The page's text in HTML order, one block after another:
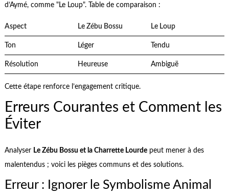
d’Aymé, comme "Le Loup". Table de comparaison :
Aspect Le Zébu Bossu Le Loup
Ton Léger Tendu
Résolution Heureuse Ambiguë
Cette étape renforce l’engagement critique.
Erreurs Courantes et Comment les
Éviter
Analyser Le Zébu Bossu et la Charrette Lourdepeut mener à des
malentendus ; voici les pièges communs et des solutions.
Erreur : Ignorer le Symbolisme Animal